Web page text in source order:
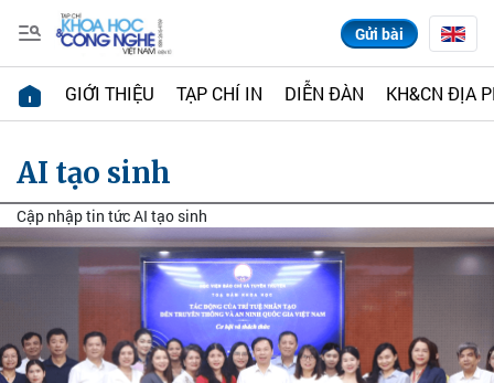
Gửi bài
GIỚI THIỆU TẠP CHÍ IN DIỄN ĐÀN KH&CN ĐỊA
AI tạo sinh
Cập nhập tin tức AI tạo sinh